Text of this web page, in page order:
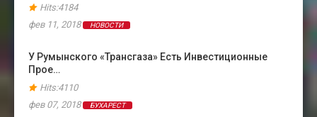
Hits:4184
фев 11, 2018
НОВОСТИ
У Румынского «Трансгаза» Есть Инвестиционные
Прое…
Hits:4110
фев 07, 2018
БУХАРЕСТ